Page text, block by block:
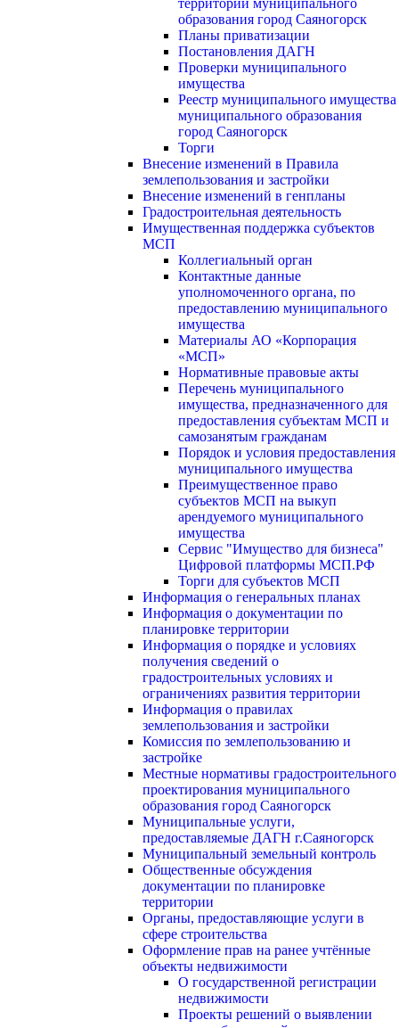
территории муниципального
образования город Саяногорск
Планы приватизации
Постановления ДАГН
Проверки муниципального
имущества
Реестр муниципального имущества
муниципального образования
город Саяногорск
Торги
Внесение изменений в Правила
землепользования и застройки
Внесение изменений в генпланы
Градостроительная деятельность
Имущественная поддержка субъектов
МСП
Коллегиальный орган
Контактные данные
уполномоченного органа, по
предоставлению муниципального
имущества
Материалы АО «Корпорация
«МСП»
Нормативные правовые акты
Перечень муниципального
имущества, предназначенного для
предоставления субъектам МСП и
самозанятым гражданам
Порядок и условия предоставления
муниципального имущества
Преимущественное право
субъектов МСП на выкуп
арендуемого муниципального
имущества
Сервис "Имущество для бизнеса"
Цифровой платформы МСП.РФ
Торги для субъектов МСП
Информация о генеральных планах
Информация о документации по
планировке территории
Информация о порядке и условиях
получения сведений о
градостроительных условиях и
ограничениях развития территории
Информация о правилах
землепользования и застройки
Комиссия по землепользованию и
застройке
Местные нормативы градостроительного
проектирования муниципального
образования город Саяногорск
Муниципальные услуги,
предоставляемые ДАГН г.Саяногорск
Муниципальный земельный контроль
Общественные обсуждения
документации по планировке
территории
Органы, предоставляющие услуги в
сфере строительства
Оформление прав на ранее учтённые
объекты недвижимости
О государственной регистрации
недвижимости
Проекты решений о выявлении